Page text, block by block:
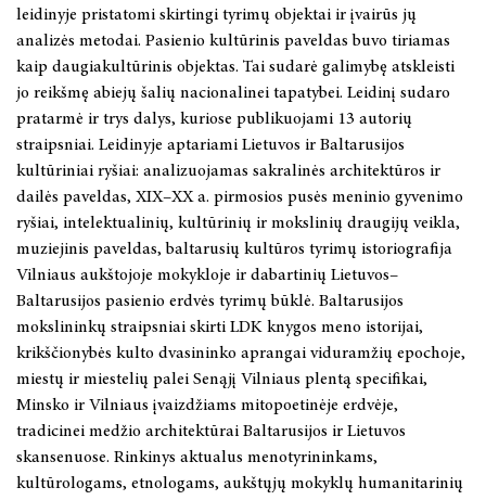
leidinyje pristatomi skirtingi tyrimų objektai ir įvairūs jų
analizės metodai. Pasienio kultūrinis paveldas buvo tiriamas
kaip daugiakultūrinis objektas. Tai sudarė galimybę atskleisti
jo reikšmę abiejų šalių nacionalinei tapatybei. Leidinį sudaro
pratarmė ir trys dalys, kuriose publikuojami 13 autorių
straipsniai. Leidinyje aptariami Lietuvos ir Baltarusijos
kultūriniai ryšiai: analizuojamas sakralinės architektūros ir
dailės paveldas, XIX–XX a. pirmosios pusės meninio gyvenimo
ryšiai, intelektualinių, kultūrinių ir mokslinių draugijų veikla,
muziejinis paveldas, baltarusių kultūros tyrimų istoriografija
Vilniaus aukštojoje mokykloje ir dabartinių Lietuvos–
Baltarusijos pasienio erdvės tyrimų būklė. Baltarusijos
mokslininkų straipsniai skirti LDK knygos meno istorijai,
krikščionybės kulto dvasininko aprangai viduramžių epochoje,
miestų ir miestelių palei Senąjį Vilniaus plentą specifikai,
Minsko ir Vilniaus įvaizdžiams mitopoetinėje erdvėje,
tradicinei medžio architektūrai Baltarusijos ir Lietuvos
skansenuose. Rinkinys aktualus menotyrininkams,
kultūrologams, etnologams, aukštųjų mokyklų humanitarinių